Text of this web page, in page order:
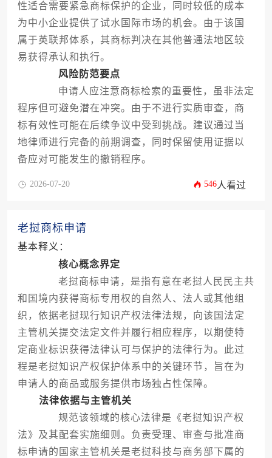
性适合需要紧急商标保护的企业，同时较低的成本
为中小企业提供了试水国际市场的机会。由于该国
属于英联邦体系，其商标判决在其他普通法地区较
易获得承认和执行。
风险防范要点
申请人应注意商标检索的重要性，虽非法定
程序但可避免潜在冲突。由于不进行实质审查，商
标有效性可能在后续争议中受到挑战。建议通过当
地律师进行完备的前期调查，同时保留使用证据以
备应对可能发生的撤销程序。
2026-07-20 546人看过
老挝商标申请
基本释义：
核心概念界定
老挝商标申请，是指有意在老挝人民民主共
和国境内获得商标专用权的自然人、法人或其他组
织，依据老挝现行知识产权法律法规，向该国法定
主管机关提交法定文件并履行相应程序，以期使特
定商业标识获得法律认可与保护的法律行为。此过
程是老挝知识产权保护体系中的关键环节，旨在为
申请人的商品或服务提供市场独占性保障。
法律依据与主管机关
规范该领域的核心法律是《老挝知识产权
法》及其配套实施细则。负责受理、审查与批准商
标申请的国家主管机关是老挝科技与商务部下属的